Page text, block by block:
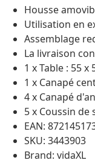
Housse
Utilisation en
Assemblage
La livraison
1 x Table : 55 x
1 x Canapé
4 x Canapé
5 x Coussin de
EAN:
SKU: 3443903
Brand: vidaXL